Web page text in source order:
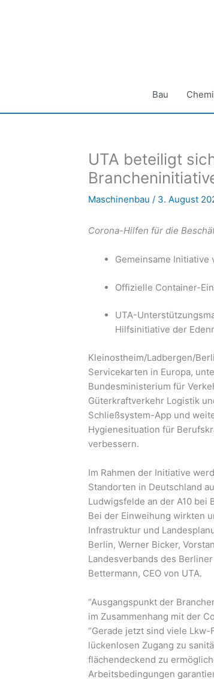
Bau
UTA beteiligt
Maschinenbau / 3. August
Corona-Hilfen für die
Gemeinsame Initiative
Offizielle Container-
UTA-
Hilfsinitiative der
Kleinostheim/Ladbergen/
Servicekarten in Europa,
Bundesministerium für
Güterkraftverkehr Logistik
Schließsystem-App und
Hygienesituation für
verbessern.
Im Rahmen der Initiative
Standorten in Deutschland
Ludwigsfelde an der A10
Bei der Einweihung wirkten
Infrastruktur und
Berlin, Werner Bicker,
Landesverbands des
Bettermann, CEO von UTA.
“Ausgangspunkt der
im Zusammenhang mit der
“Gerade jetzt sind viele
lückenlosen Zugang zu
flächendeckend zu
Arbeitsbedingungen